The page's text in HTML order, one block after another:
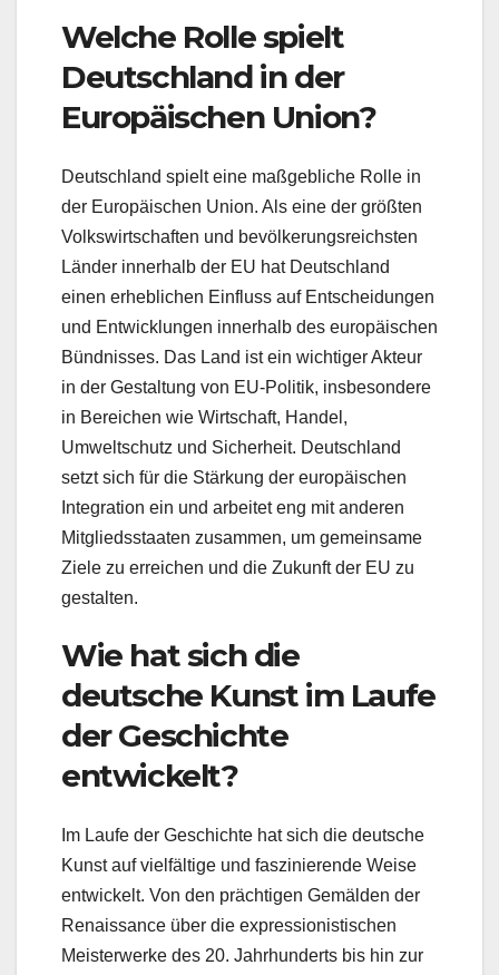
Welche Rolle spielt
Deutschland in der
Europäischen Union?
Deutschland spielt eine maßgebliche Rolle in
der Europäischen Union. Als eine der größten
Volkswirtschaften und bevölkerungsreichsten
Länder innerhalb der EU hat Deutschland
einen erheblichen Einfluss auf Entscheidungen
und Entwicklungen innerhalb des europäischen
Bündnisses. Das Land ist ein wichtiger Akteur
in der Gestaltung von EU-Politik, insbesondere
in Bereichen wie Wirtschaft, Handel,
Umweltschutz und Sicherheit. Deutschland
setzt sich für die Stärkung der europäischen
Integration ein und arbeitet eng mit anderen
Mitgliedsstaaten zusammen, um gemeinsame
Ziele zu erreichen und die Zukunft der EU zu
gestalten.
Wie hat sich die
deutsche Kunst im Laufe
der Geschichte
entwickelt?
Im Laufe der Geschichte hat sich die deutsche
Kunst auf vielfältige und faszinierende Weise
entwickelt. Von den prächtigen Gemälden der
Renaissance über die expressionistischen
Meisterwerke des 20. Jahrhunderts bis hin zur